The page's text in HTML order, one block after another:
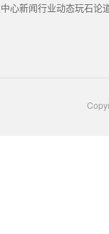
中心新闻行业动态玩石论